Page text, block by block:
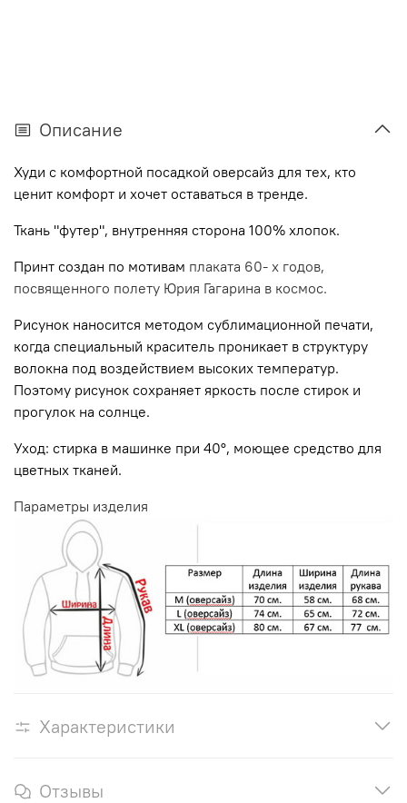
Описание
Худи с комфортной посадкой оверсайз для тех, кто
ценит комфорт и хочет оставаться в тренде.
Ткань "футер", внутренняя сторона 100% хлопок.
Принт создан по мотивам плаката 60- х годов,
посвященного полету Юрия Гагарина в космос.
Рисунок наносится методом сублимационной печати,
когда специальный краситель проникает в структуру
волокна под воздействием высоких температур.
Поэтому рисунок сохраняет яркость после стирок и
прогулок на солнце.
Уход: стирка в машинке при 40°, моющее средство для
цветных тканей.
Параметры изделия
Характеристики
Отзывы